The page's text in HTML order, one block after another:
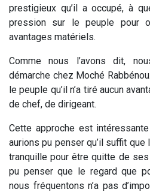
prestigieux qu’il a occupé, à
pression sur le peuple pour
avantages matériels.
Comme nous l’avons dit,
démarche chez Moché
le peuple qu’il n’a tiré aucun
de chef, de dirigeant.
Cette approche est
aurions pu penser qu’il suffit que
tranquille pour être quitte de
pu penser que le regard que
nous fréquentons n’a pas